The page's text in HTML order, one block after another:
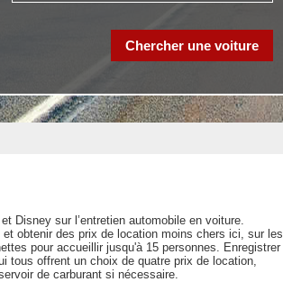
Disney sur l’entretien automobile en voiture.
obtenir des prix de location moins chers ici, sur les
pour accueillir jusqu'à 15 personnes. Enregistrer
tous offrent un choix de quatre prix de location,
de carburant si nécessaire.